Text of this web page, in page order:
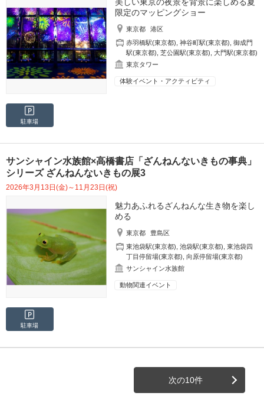
美しい東京の夜景を背景に楽しめる夏
限定のマッピングショー
東京都
港区
赤羽橋駅(東京都) ,神谷町駅(東京都) ,御成門
駅(東京都) ,芝公園駅(東京都) ,大門駅(東京都)
東京タワー
体験イベント・アクティビティ
駐車場
サンシャイン水族館×高橋書店「ざんねんないきもの事典」
シリーズ ざんねんないきもの展3
2026年3月13日(金)～11月23日(祝)
魅力あふれるざんねんな生き物を楽し
める
東京都
豊島区
東池袋駅(東京都) ,池袋駅(東京都) ,東池袋四
丁目停留場(東京都) ,向原停留場(東京都)
サンシャイン水族館
動物関連イベント
駐車場
次の10件